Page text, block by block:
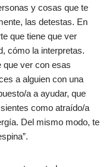
y cosas que te
las detestas. En
que tiene que ver
cómo la interpretas.
que ver con esas
a alguien con una
a a ayudar, que
como atraído/a
Del mismo modo, te